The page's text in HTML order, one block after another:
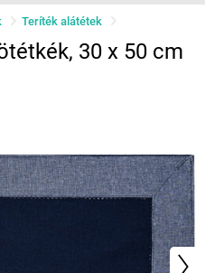
Teríték alátétek
30 x 50 cm